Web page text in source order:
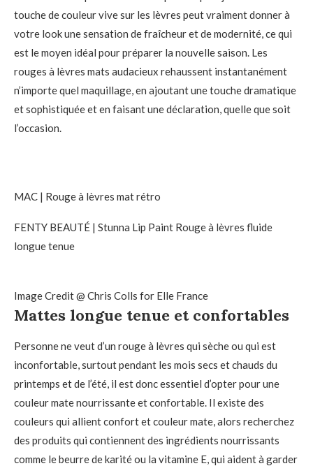
touche de couleur vive sur les lèvres peut vraiment donner à
votre look une sensation de fraîcheur et de modernité, ce qui
est le moyen idéal pour préparer la nouvelle saison. Les
rouges à lèvres mats audacieux rehaussent instantanément
n’importe quel maquillage, en ajoutant une touche dramatique
et sophistiquée et en faisant une déclaration, quelle que soit
l’occasion.
MAC | Rouge à lèvres mat rétro
FENTY BEAUTÉ | Stunna Lip Paint Rouge à lèvres fluide
longue tenue
Image Credit @ Chris Colls for Elle France
Mattes longue tenue et confortables
Personne ne veut d’un rouge à lèvres qui sèche ou qui est
inconfortable, surtout pendant les mois secs et chauds du
printemps et de l’été, il est donc essentiel d’opter pour une
couleur mate nourrissante et confortable. Il existe des
couleurs qui allient confort et couleur mate, alors recherchez
des produits qui contiennent des ingrédients nourrissants
comme le beurre de karité ou la vitamine E, qui aident à garder